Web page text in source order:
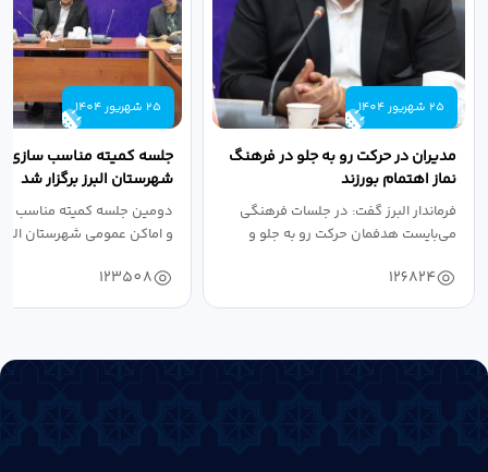
25 شهریور 1404
مدیران در حرکت رو به جلو در فرهنگ
نماز اهتمام بورزند
فرماندار البرز گفت: در جلسات فرهنگی
می‌بایست هدفمان حرکت رو به جلو و
126824
25 شهریور 1404
جلسه کمیته مناسب سازی
شهرستان البرز برگزار شد
دومین جلسه کمیته مناسب
و اماکن عمومی شهرستان
123508